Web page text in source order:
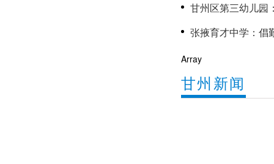
甘州区第三幼儿园：党建
长
Array
甘州新闻